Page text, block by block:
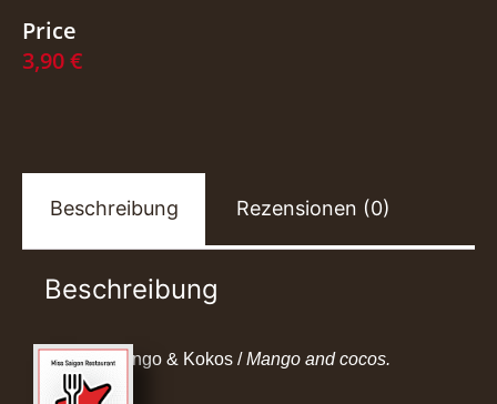
Price
3,90€
Beschreibung Rezensionen (0)
Beschreibung
Mango & Kokos /Mango and cocos.